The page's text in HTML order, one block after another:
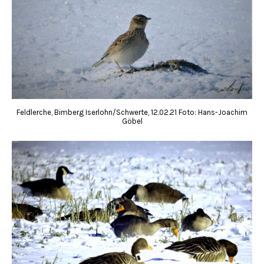
Feldlerche, Bimberg Iserlohn/Schwerte, 12.02.21 Foto: Hans-Joachim
Göbel